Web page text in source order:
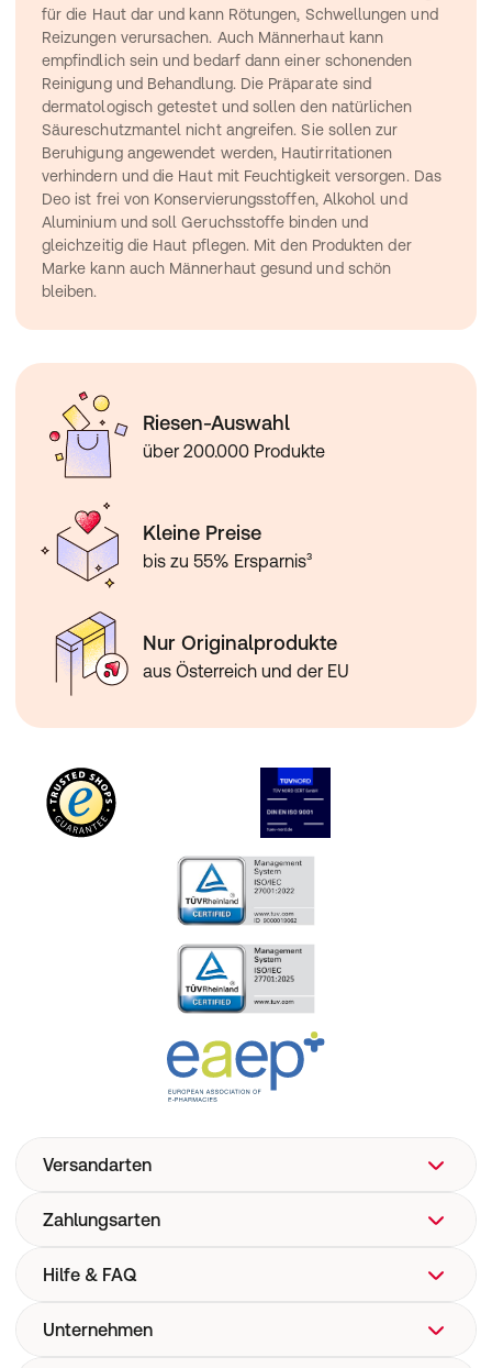
für die Haut dar und kann Rötungen, Schwellungen und
Reizungen verursachen. Auch Männerhaut kann
empfindlich sein und bedarf dann einer schonenden
Reinigung und Behandlung. Die Präparate sind
dermatologisch getestet und sollen den natürlichen
Säureschutzmantel nicht angreifen. Sie sollen zur
Beruhigung angewendet werden, Hautirritationen
verhindern und die Haut mit Feuchtigkeit versorgen. Das
Deo ist frei von Konservierungsstoffen, Alkohol und
Aluminium und soll Geruchsstoffe binden und
gleichzeitig die Haut pflegen. Mit den Produkten der
Marke kann auch Männerhaut gesund und schön
bleiben.
Riesen-Auswahl
über 200.000 Produkte
Kleine Preise
bis zu 55% Ersparnis³
Nur Originalprodukte
aus Österreich und der EU
Versandarten
Zahlungsarten
Hilfe & FAQ
FAQ
Unternehmen